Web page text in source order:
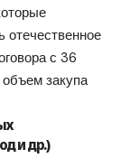
отечественное
с 36
закупа
и др.)